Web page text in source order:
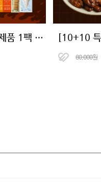
[계이득] 닭가슴살 전제품 1팩 특가
80,000원